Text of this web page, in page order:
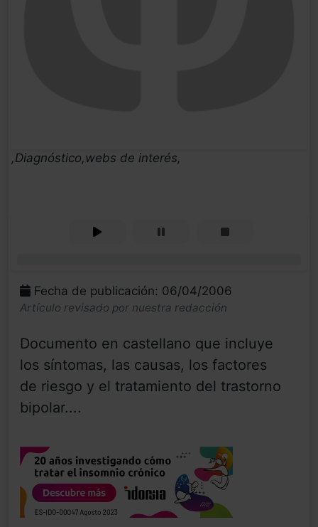
,Diagnóstico,webs de interés,
Fecha de publicación: 06/04/2006
Artículo revisado por nuestra redacción
Documento en castellano que incluye
los síntomas, las causas, los factores
de riesgo y el tratamiento del trastorno
bipolar....